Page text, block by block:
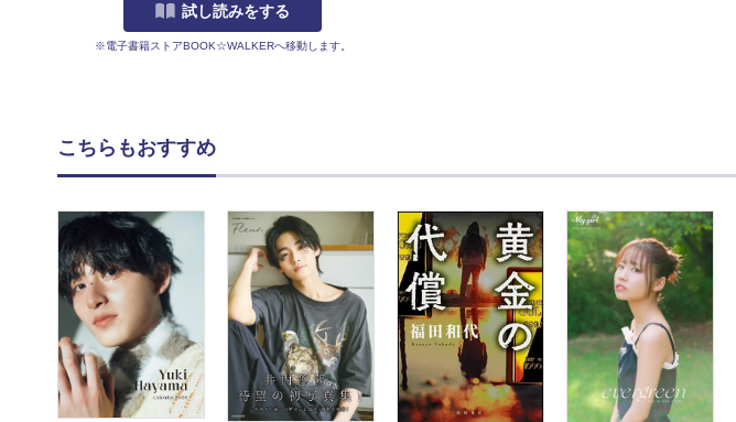
試し読みをする
※電子書籍ストアBOOK☆WALKERへ移動します。
こちらもおすすめ